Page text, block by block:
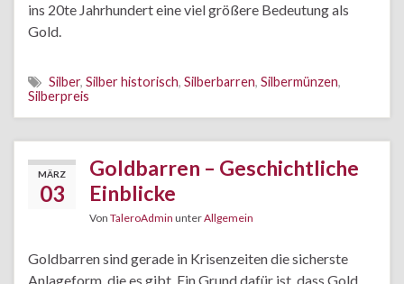
ins 20te Jahrhundert eine viel größere Bedeutung als
Gold.
Silber, Silber historisch, Silberbarren, Silbermünzen,
Silberpreis
MÄRZ
03
Goldbarren – Geschichtliche
Einblicke
Von TaleroAdmin unterAllgemein
Goldbarren sind gerade in Krisenzeiten die sicherste
Anlageform, die es gibt. Ein Grund dafür ist, dass Gold